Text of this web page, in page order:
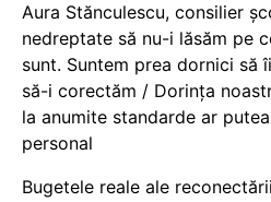
Aura Stănculescu, consilier
nedreptate să nu-i lăsăm pe
sunt. Suntem prea dornici să
să-i corectăm / Dorința
la anumite standarde ar
personal
Bugetele reale ale